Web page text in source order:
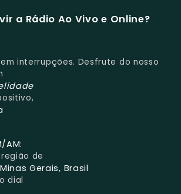
a Rádio Ao Vivo e Online?
interrupções. Desfrute do nosso
AM:
de
Gerais, Brasil
dial